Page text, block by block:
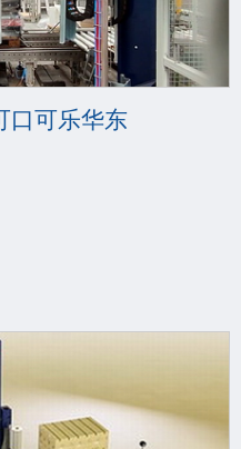
口可乐华东